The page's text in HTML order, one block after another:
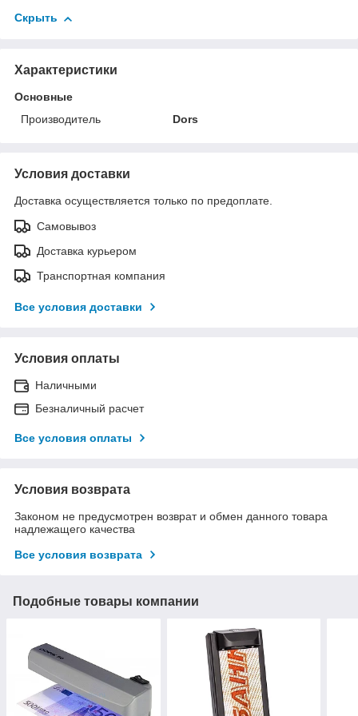
Скрыть
Характеристики
Основные
Производитель
Dors
Условия доставки
Доставка осуществляется только по предоплате.
Самовывоз
Доставка курьером
Транспортная компания
Все условия доставки
Условия оплаты
Наличными
Безналичный расчет
Все условия оплаты
Условия возврата
Законом не предусмотрен возврат и обмен данного товара
надлежащего качества
Все условия возврата
Подобные товары компании